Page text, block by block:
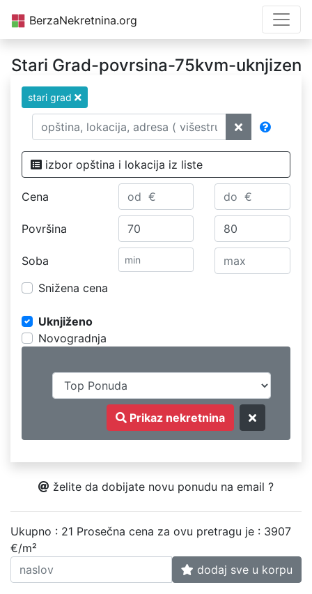
BerzaNekretnina.org
Stari Grad-povrsina-75kvm-uknjizen
stari grad
izbor opština i lokacija iz liste
Cena
Površina
Soba
Snižena cena
Uknjiženo
Novogradnja
Prikaz nekretnina
želite da dobijate novu ponudu na email ?
Ukupno : 21 Prosečna cena za ovu pretragu je : 3907
€/m²
dodaj sve u korpu